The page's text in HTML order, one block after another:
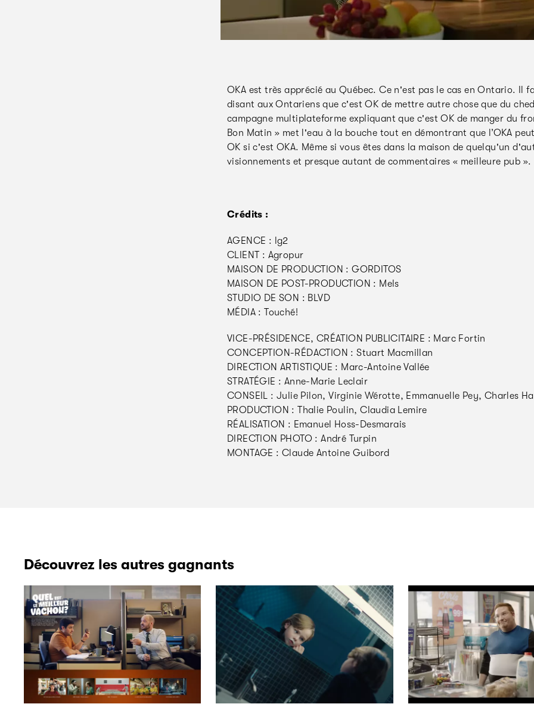
OKA est très apprécié au Québec. Ce n'est pas le cas en Ontario. Il
disant aux Ontariens que c'est OK de mettre autre chose que du
campagne multiplateforme expliquant que c'est OK de manger du
Bon Matin » met l'eau à la bouche tout en démontrant que l’OKA
OK si c'est OKA. Même si vous êtes dans la maison de quelqu'un
visionnements et presque autant de commentaires « meilleure pub ».
Crédits :
AGENCE : lg2
CLIENT : Agropur
MAISON DE PRODUCTION : GORDITOS
MAISON DE POST-PRODUCTION : Mels
STUDIO DE SON : BLVD
MÉDIA : Touché!
VICE-PRÉSIDENCE, CRÉATION PUBLICITAIRE : Marc Fortin
CONCEPTION-RÉDACTION : Stuart Macmillan
DIRECTION ARTISTIQUE : Marc-Antoine Vallée
STRATÉGIE : Anne-Marie Leclair
CONSEIL : Julie Pilon, Virginie Wérotte, Emmanuelle Pey, Charles
PRODUCTION : Thalie Poulin, Claudia Lemire
RÉALISATION : Emanuel Hoss-Desmarais
DIRECTION PHOTO : André Turpin
MONTAGE : Claude Antoine Guibord
Découvrez les autres gagnants